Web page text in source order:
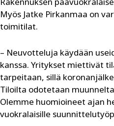
Myös Jatke Pirkanmaa on
toimitilat.
– Neuvotteluja käydään
kanssa. Yritykset miettivät
tarpeitaan, sillä
Tiloilta odotetaan
Olemme huomioineet ajan
vuokralaisille